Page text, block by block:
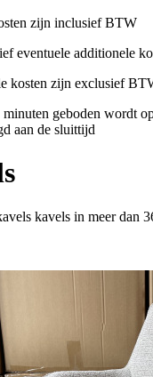
zijn inclusief BTW
eventuele additionele
kosten zijn exclusief
minuten geboden wordt
aan de sluittijd
kavels in meer dan